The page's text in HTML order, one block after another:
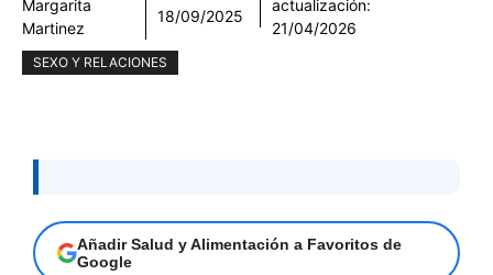
Margarita
Martinez
18/09/2025
actualización:
21/04/2026
SEXO Y RELACIONES
Añadir Salud y Alimentación a Favoritos de
Google